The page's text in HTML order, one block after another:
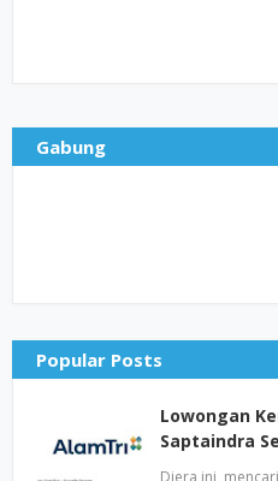
Gabung
Popular Posts
Lowongan
Saptaindra
Diera ini,